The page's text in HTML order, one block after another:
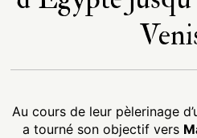
Au cours de leur pèlerinage
a tourné son objectif vers